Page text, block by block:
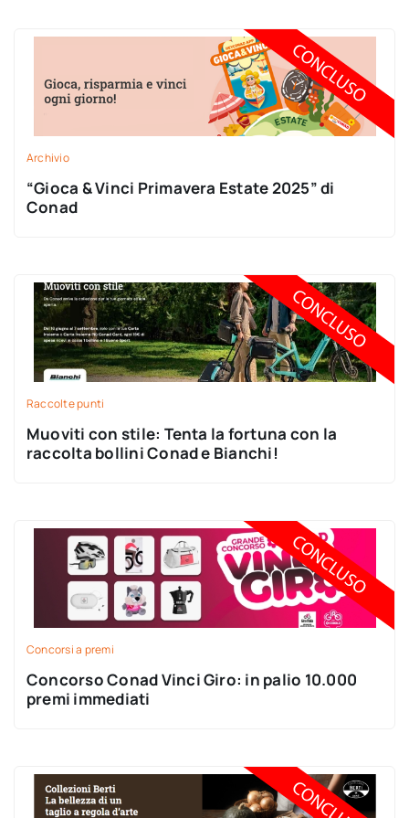
Archivio
“Gioca & Vinci Primavera Estate 2025” di
Conad
Raccolte punti
Muoviti con stile: Tenta la fortuna con la
raccolta bollini Conad e Bianchi!
Concorsi a premi
Concorso Conad Vinci Giro: in palio 10.000
premi immediati